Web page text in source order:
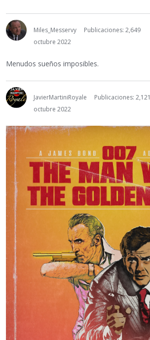
Miles_Messervy
Publicaciones: 2,649
octubre 2022
Menudos sueños imposibles.
JavierMartiniRoyale
Publicaciones: 2,121
octubre 2022